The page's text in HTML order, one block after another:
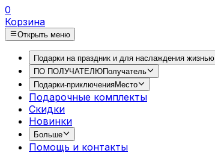
0
Корзина
Открыть меню
Подарки на праздник и для наслаждения жизнью
ПО ПОЛУЧАТЕЛЮПолучатель
Подарки-приключенияМесто
Подарочные комплекты
Скидки
Новинки
Больше
Помощь и контакты